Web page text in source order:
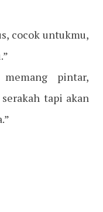
cocok untukmu,
pintar,
tapi akan